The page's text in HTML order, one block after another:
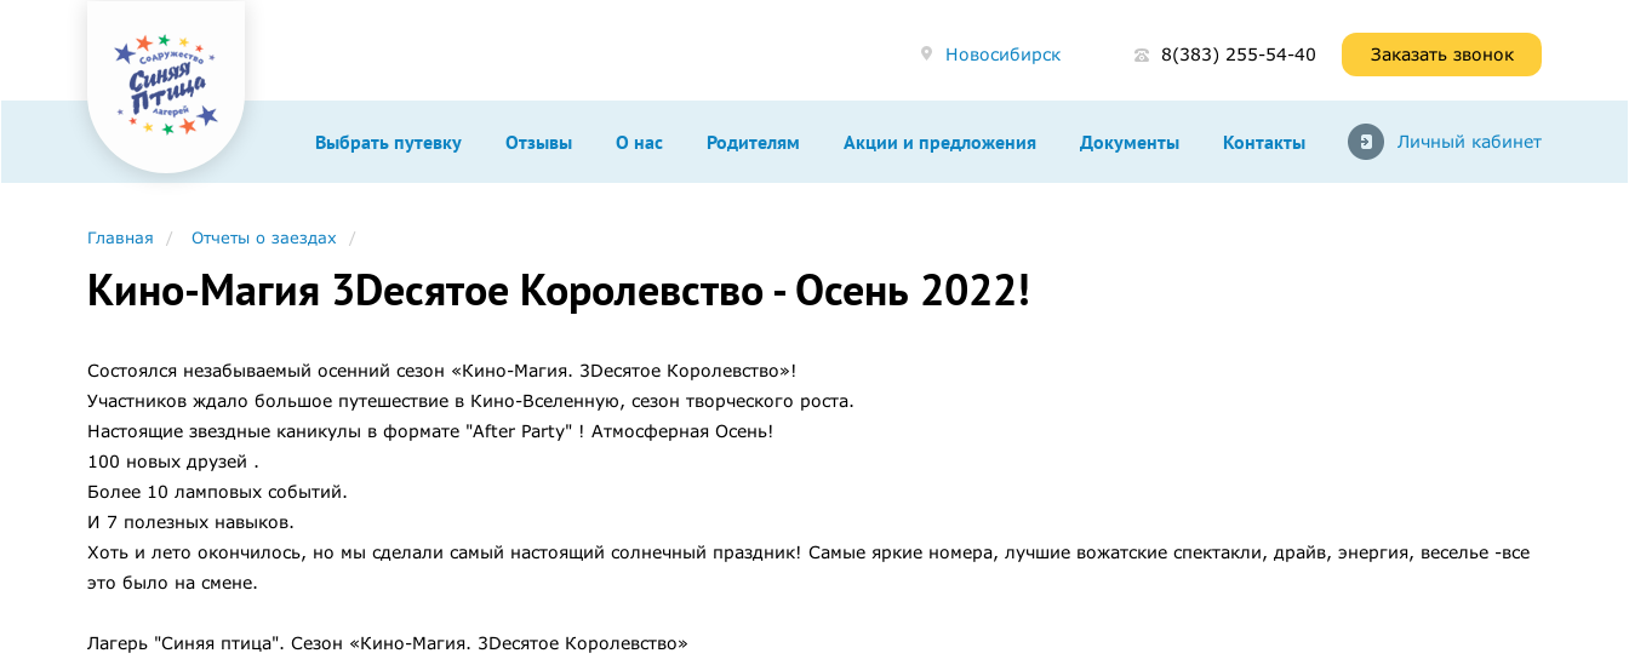
Новосибирск 8(383) 255-54-40 Заказать звонок
Выбрать путевку Отзывы О нас Родителям Акции и предложения Документы Контакты Личный кабинет
Главная Отчеты о заездах
Кино-Магия 3Dесятое Королевство - Осень 2022!
Состоялся незабываемый осенний сезон «Кино-Магия. 3Dесятое Королевство»!
Участников ждало большое путешествие в Кино-Вселенную, сезон творческого роста.
Настоящие звездные каникулы в формате "After Party" ! Атмосферная Осень!
100 новых друзей .
Более 10 ламповых событий.
И 7 полезных навыков.
Хоть и лето окончилось, но мы сделали самый настоящий солнечный праздник! Самые яркие номера, лучшие вожатские спектакли, драйв, энергия, веселье -все
это было на смене.
Лагерь "Синяя птица". Сезон «Кино-Магия. 3Dесятое Королевство»